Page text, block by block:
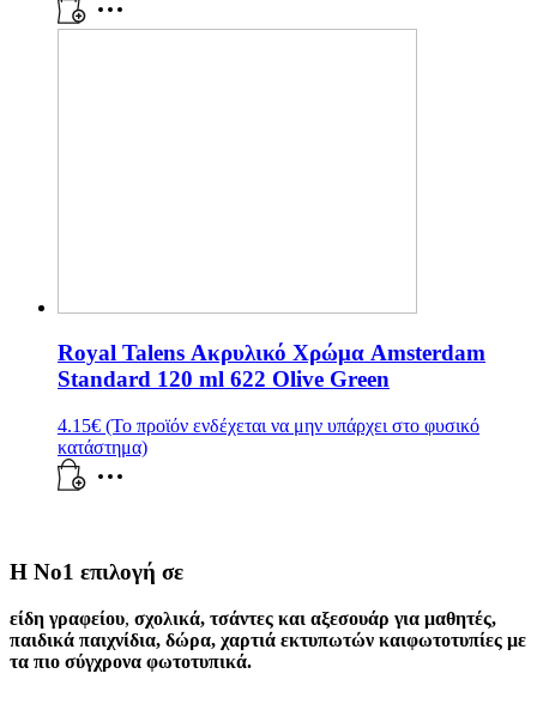
Royal Talens Ακρυλικό Χρώμα Amsterdam
Standard 120 ml 622 Olive Green
4.15€ (Το προϊόν ενδέχεται να μην υπάρχει στο φυσικό
κατάστημα)
Η Νο1 επιλογή σε
είδη γραφείου, σχολικά, τσάντες και αξεσουάρ για μαθητές,
παιδικά παιχνίδια, δώρα, χαρτιά εκτυπωτών καιφωτοτυπίες με
τα πιο σύγχρονα φωτοτυπικά.